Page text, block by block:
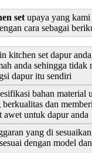
set upaya yang
cara sebagai
kitchen set dapur
anda sehingga tidak
dapur itu sendiri
bahan material
dan
awet untuk dapur anda
yang di
dengan model